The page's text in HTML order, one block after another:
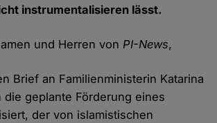
instrumentalisieren lässt.
und Herren vonPI-News,
Brief an Familienministerin Katarina
die geplante Förderung eines
der von islamistischen